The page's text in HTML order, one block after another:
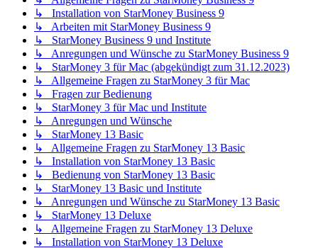
↳ Installation von StarMoney Business 9
↳ Arbeiten mit StarMoney Business 9
↳ StarMoney Business 9 und Institute
↳ Anregungen und Wünsche zu StarMoney Business 9
↳ StarMoney 3 für Mac (abgekündigt zum 31.12.2023)
↳ Allgemeine Fragen zu StarMoney 3 für Mac
↳ Fragen zur Bedienung
↳ StarMoney 3 für Mac und Institute
↳ Anregungen und Wünsche
↳ StarMoney 13 Basic
↳ Allgemeine Fragen zu StarMoney 13 Basic
↳ Installation von StarMoney 13 Basic
↳ Bedienung von StarMoney 13 Basic
↳ StarMoney 13 Basic und Institute
↳ Anregungen und Wünsche zu StarMoney 13 Basic
↳ StarMoney 13 Deluxe
↳ Allgemeine Fragen zu StarMoney 13 Deluxe
↳ Installation von StarMoney 13 Deluxe